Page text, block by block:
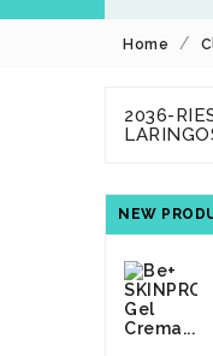
Home
2036-
NEW